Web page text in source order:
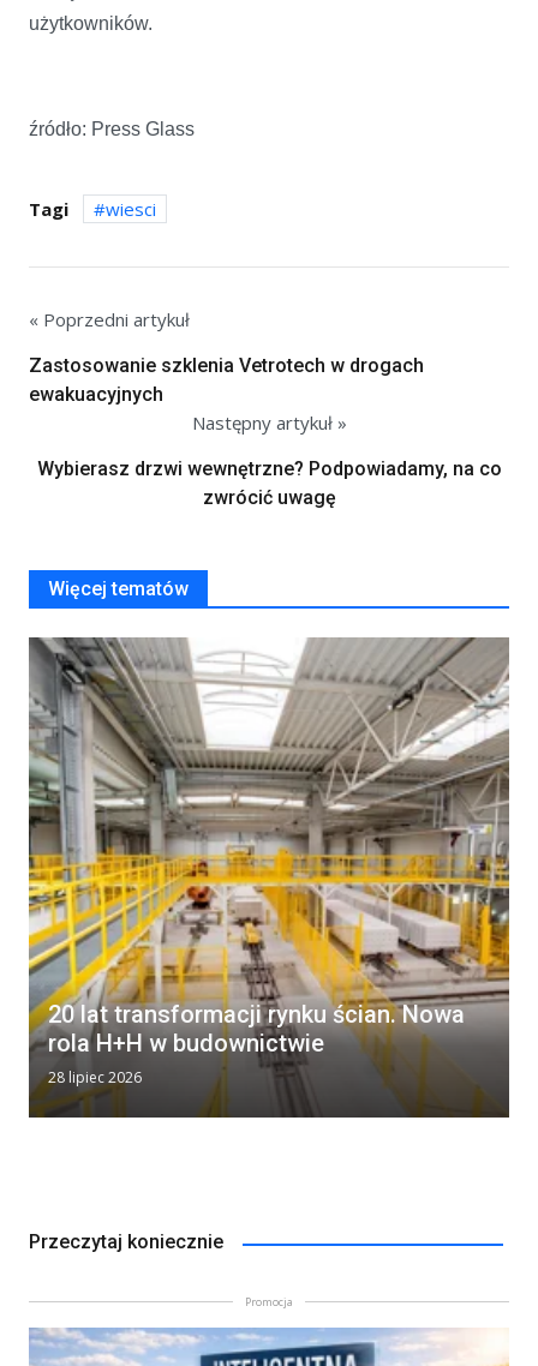
użytkowników.
źródło: Press Glass
Tagi wiesci
« Poprzedni artykuł
Zastosowanie szklenia Vetrotech w drogach
ewakuacyjnych
Następny artykuł »
Wybierasz drzwi wewnętrzne? Podpowiadamy, na co
zwrócić uwagę
Więcej tematów
20 lat transformacji rynku ścian. Nowa
rola H+H w budownictwie
28 lipiec 2026
Przeczytaj koniecznie
Promocja